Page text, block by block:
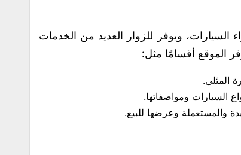
ويوفر للزوار العديد من الخدمات
الموقع أقسامًا مثل:
المثلى.
السيارات ومواصفاتها.
والمستعملة وعرضها للبيع.